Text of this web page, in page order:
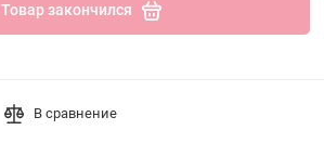
Товар закончился
В сравнение